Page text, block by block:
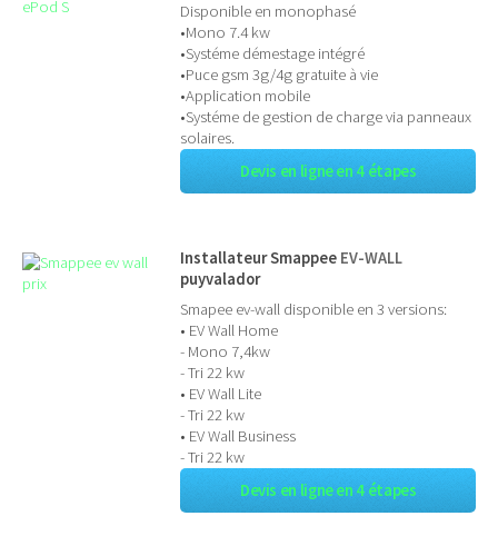
Disponible en monophasé
•Mono 7.4 kw
•Systéme démestage intégré
•Puce gsm 3g/4g gratuite à vie
•Application mobile
•Systéme de gestion de charge via panneaux
solaires.
Devis en ligne en 4 étapes
Installateur Smappee EV-WALL
puyvalador
Smapee ev-wall disponible en 3 versions:
• EV Wall Home
- Mono 7,4kw
- Tri 22 kw
• EV Wall Lite
- Tri 22 kw
• EV Wall Business
- Tri 22 kw
Devis en ligne en 4 étapes